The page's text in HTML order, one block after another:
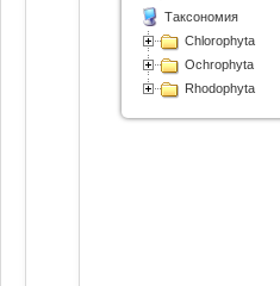
Таксономия
Chlorophyta
Ochrophyta
Rhodophyta